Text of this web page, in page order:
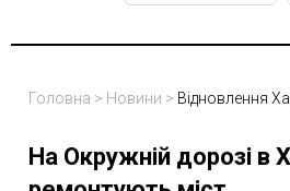
Головна > Новини > Відновлення
На Окружній дорозі в